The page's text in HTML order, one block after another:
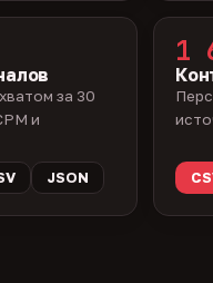
за 30
и
JSON
1